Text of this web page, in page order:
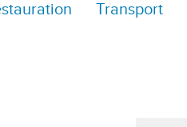
Transport